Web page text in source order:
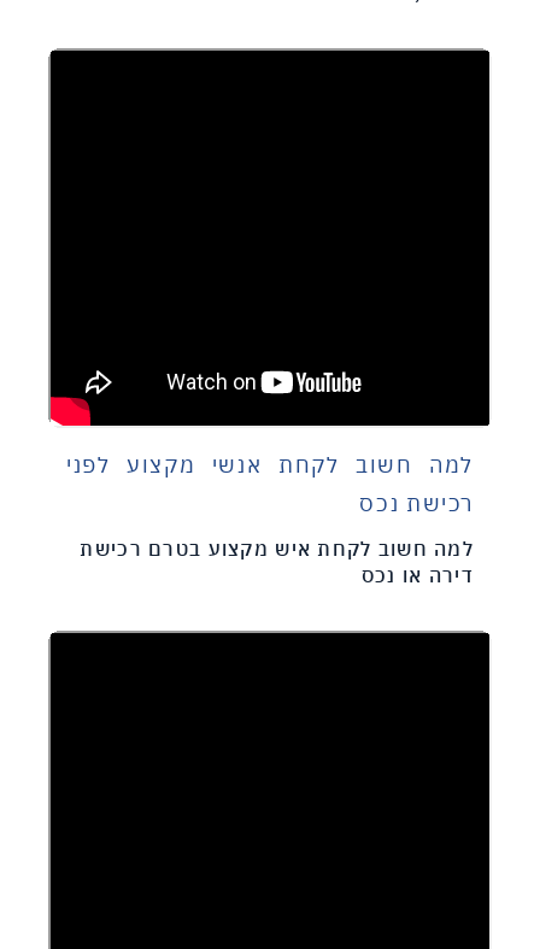
למה חשוב לקחת אנשי מקצוע לפני
רכישת נכס
למה חשוב לקחת איש מקצוע בטרם רכישת
דירה או נכס